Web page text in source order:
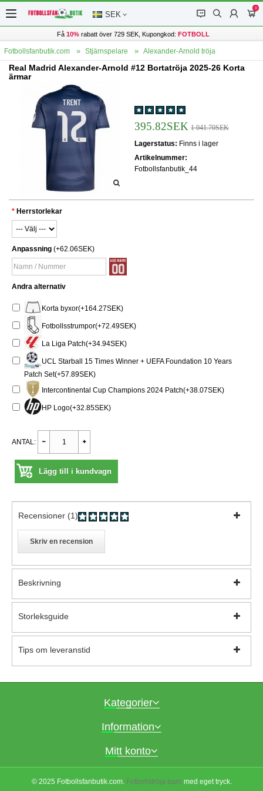
SEK 󰂱 󰂨 󰃳
0
󰃦
Få 10%rabatt över 729 SEK, Kupongkod: FOTBOLL
Fotbollsfanbutik.com Stjärnspelare Alexander-Arnold tröja
Real Madrid Alexander-Arnold #12 Bortatröja 2025-26 Korta
ärmar
395.82SEK 1 041.70SEK
Lagerstatus: Finns i lager
Artikelnummer:
Fotbollsfanbutik_44
Herrstorlekar
Anpassning (+62.06SEK)
Andra alternativ
Korta byxor(+164.27SEK)
Fotbollsstrumpor(+72.49SEK)
La Liga Patch(+34.94SEK)
UCL Starball 15 Times Winner + UEFA Foundation 10 Years
Patch Set(+57.89SEK)
Intercontinental Cup Champions 2024 Patch(+38.07SEK)
HP Logo(+32.85SEK)
ANTAL:
Lägg till i kundvagn
Recensioner (1)
Skriv en recension
Beskrivning
Storleksguide
Tips om leveranstid
Kategorier
Information
Mitt konto
© 2025 Fotbollsfanbutik.com. Fotbollströja barn med eget tryck.